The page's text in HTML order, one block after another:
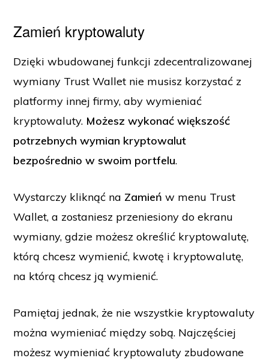
Zamień kryptowaluty
Dzięki wbudowanej funkcji zdecentralizowanej
wymiany Trust Wallet nie musisz korzystać z
platformy innej firmy, aby wymieniać
kryptowaluty. Możesz wykonać większość
potrzebnych wymian kryptowalut
bezpośrednio w swoim portfelu.
Wystarczy kliknąć na Zamień w menu Trust
Wallet, a zostaniesz przeniesiony do ekranu
wymiany, gdzie możesz określić kryptowalutę,
którą chcesz wymienić, kwotę i kryptowalutę,
na którą chcesz ją wymienić.
Pamiętaj jednak, że nie wszystkie kryptowaluty
można wymieniać między sobą. Najczęściej
możesz wymieniać kryptowaluty zbudowane